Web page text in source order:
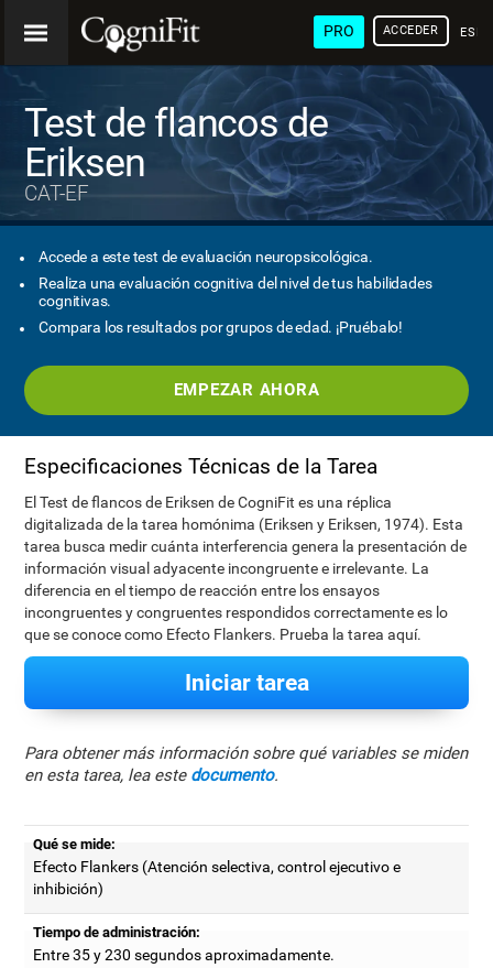
PRO ACCEDER
Test de flancos de
Eriksen
CAT-EF
Accede a este test de evaluación neuropsicológica.
Realiza una evaluación cognitiva del nivel de tus habilidades
cognitivas.
Compara los resultados por grupos de edad. ¡Pruébalo!
EMPEZAR AHORA
Especificaciones Técnicas de la Tarea
El Test de flancos de Eriksen de CogniFit es una réplica
digitalizada de la tarea homónima (Eriksen y Eriksen, 1974). Esta
tarea busca medir cuánta interferencia genera la presentación de
información visual adyacente incongruente e irrelevante. La
diferencia en el tiempo de reacción entre los ensayos
incongruentes y congruentes respondidos correctamente es lo
que se conoce como Efecto Flankers. Prueba la tarea aquí.
Iniciar tarea
Para obtener más información sobre qué variables se miden
en esta tarea, lea este documento.
Qué se mide:
Efecto Flankers (Atención selectiva, control ejecutivo e
inhibición)
Tiempo de administración:
Entre 35 y 230 segundos aproximadamente.